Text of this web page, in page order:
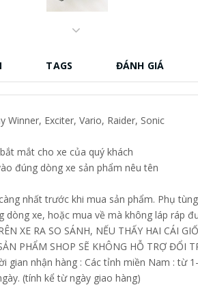
TAGS ĐÁNH GIÁ
Exciter, Vario, Raider, Sonic
mắt cho xe của quý khách
đúng dòng xe sản phẩm nêu tên
nhất trước khi mua sản phẩm. Phụ
dòng xe, hoặc mua về mà không láp ráp
XE RA SO SÁNH, NẾU THẤY HAI CÁI
PHẨM SHOP SẼ KHÔNG HỖ TRỢ ĐỔI
gian nhận hàng : Các tỉnh miền Nam : từ
(tính kể từ ngày giao hàng)